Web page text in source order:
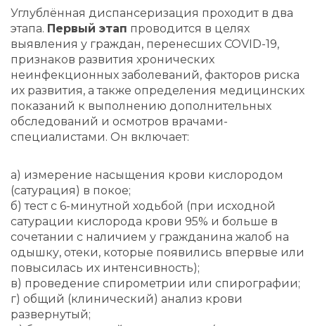
Углублённая диспансеризация проходит в два
этапа. Первый этап проводится в целях
выявления у граждан, перенесших COVID-19,
признаков развития хронических
неинфекционных заболеваний, факторов риска
их развития, а также определения медицинских
показаний к выполнению дополнительных
обследований и осмотров врачами-
специалистами. Он включает:
а) измерение насыщения крови кислородом
(сатурация) в покое;
б) тест с 6-минутной ходьбой (при исходной
сатурации кислорода крови 95% и больше в
сочетании с наличием у гражданина жалоб на
одышку, отеки, которые появились впервые или
повысилась их интенсивность);
в) проведение спирометрии или спирографии;
г) общий (клинический) анализ крови
развернутый;